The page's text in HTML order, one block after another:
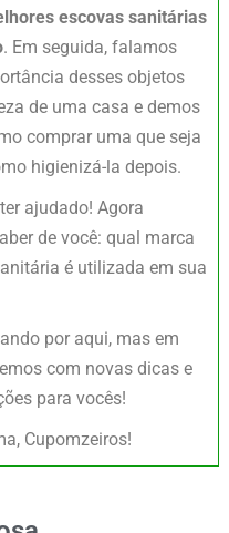
escovas sanitárias
. Em seguida, falamos
desses objetos
de uma casa e demos
comprar uma que seja
higienizá-la depois.
ajudado! Agora
de você: qual marca
é utilizada em sua
por aqui, mas em
com novas dicas e
para vocês!
Cupomzeiros!